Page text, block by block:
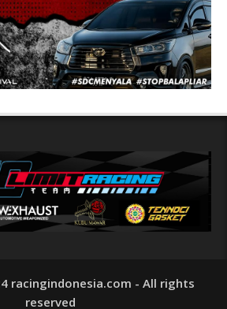
racingindonesia.com - All rights
reserved